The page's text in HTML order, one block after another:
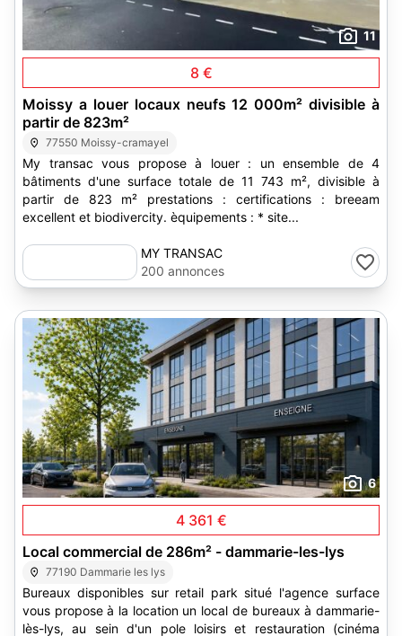
11
8 €
Moissy a louer locaux neufs 12 000m² divisible à
partir de 823m²
77550 Moissy-cramayel
My transac vous propose à louer : un ensemble de 4
bâtiments d'une surface totale de 11 743 m², divisible à
partir de 823 m² prestations : certifications : breeam
excellent et biodivercity. èquipements : * site...
MY TRANSAC
200 annonces
6
4 361 €
Local commercial de 286m² - dammarie-les-lys
77190 Dammarie les lys
Bureaux disponibles sur retail park situé l'agence surface
vous propose à la location un local de bureaux à dammarie-
lès-lys, au sein d'un pole loisirs et restauration (cinéma